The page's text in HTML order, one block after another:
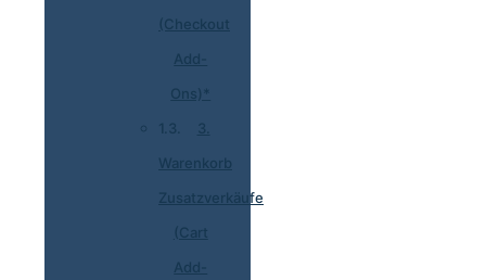
(Checkout
Add-
Ons)*
3.
Warenkorb
Zusatzverkäufe
(Cart
Add-